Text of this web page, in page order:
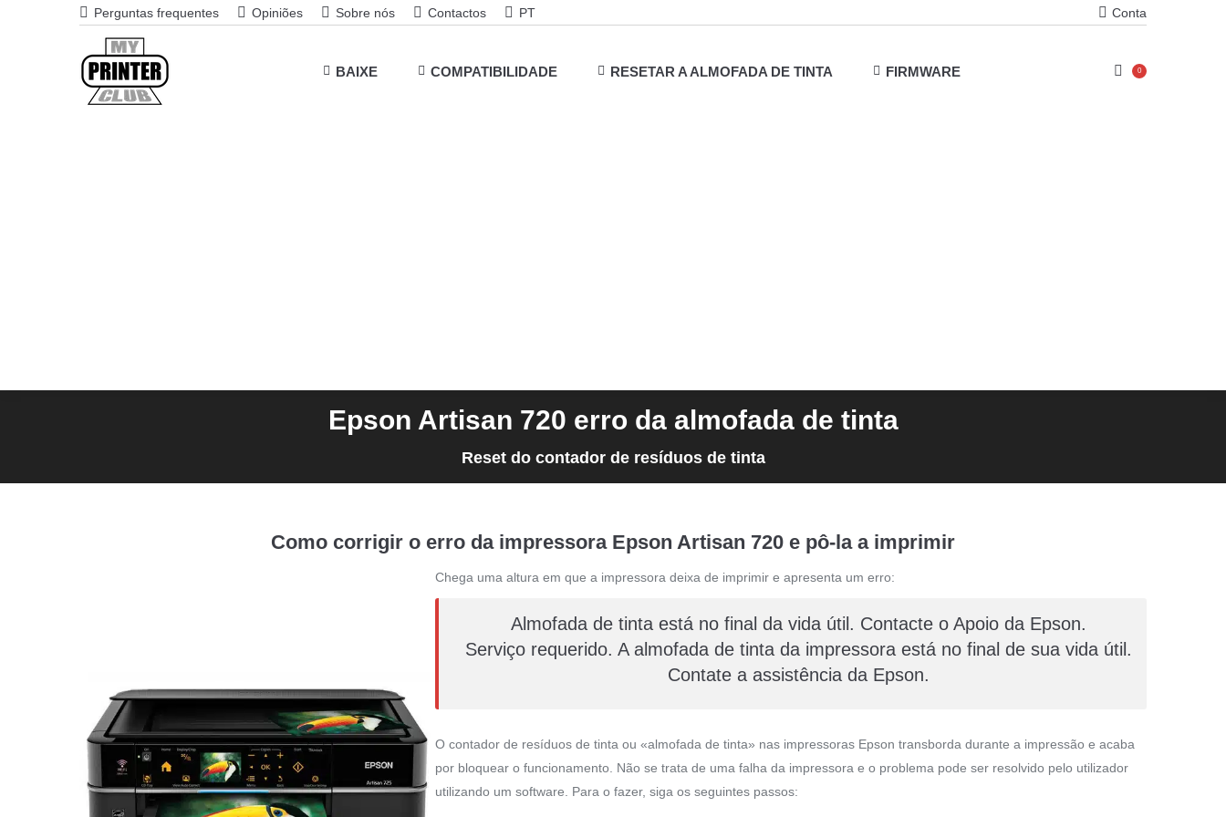
Perguntas frequentes Opiniões Sobre nós Contactos PT Conta
BAIXE COMPATIBILIDADE RESETAR A ALMOFADA DE TINTA FIRMWARE 0
Epson Artisan 720 erro da almofada de tinta
Reset do contador de resíduos de tinta
Como corrigir o erro da impressora Epson Artisan 720 e pô-la a imprimir
Chega uma altura em que a impressora deixa de imprimir e apresenta um erro:
Almofada de tinta está no final da vida útil. Contacte o Apoio da Epson.
Serviço requerido. A almofada de tinta da impressora está no final de sua vida útil.
Contate a assistência da Epson.
O contador de resíduos de tinta ou «almofada de tinta» nas impressoras Epson transborda durante a impressão e acaba
por bloquear o funcionamento. Não se trata de uma falha da impressora e o problema pode ser resolvido pelo utilizador
utilizando um software. Para o fazer, siga os seguintes passos: